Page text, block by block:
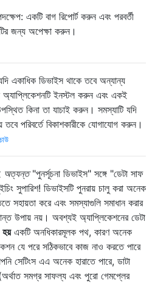
একটি বাগ রিপোর্ট করুন এবং পরবর্তী
জন্য অপেক্ষা করুন।
একাধিক ডিভাইস থাকে তবে অন্যান্য
অ্যাপ্লিকেশনটি ইনস্টল করুন এবং একই
কিনা তা যাচাই করুন। সমস্যাটি যদি
তবে পরিবর্তে বিকাশকারীকে যোগাযোগ করুন।
অত্যন্ত"পুনর্সূচনা ডিভাইস" সঙ্গে "ডেটা সাফ
সুপারিশ! ডিভাইসটি পুনরায় চালু করা অনেক
সহায়তা করে এবং সমস্যাগুলি সমাধান করার
উপায় নয়। অবশ্যই অ্যাপ্লিকেশনের ডেটা
হয়একটি অনধিকারমূলক পথ, কারণ অনেক
যে পরে সঠিকভাবে কাজ নাও করতে পারে
সেটিংস এএ অনেক হারাতে পারে, ডাটা
সমগ্র সাফল্য এবং পুরো গেমপ্লের